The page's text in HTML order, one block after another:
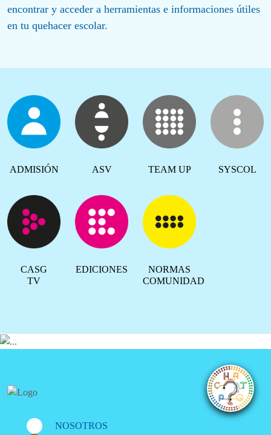
encontrar y acceder a herramientas e informaciones útiles
en tu quehacer escolar.
ADMISIÓN ASV TEAM UP SYSCOL
CASG
TV
EDICIONES
NORMAS
COMUNIDAD
NOSOTROS